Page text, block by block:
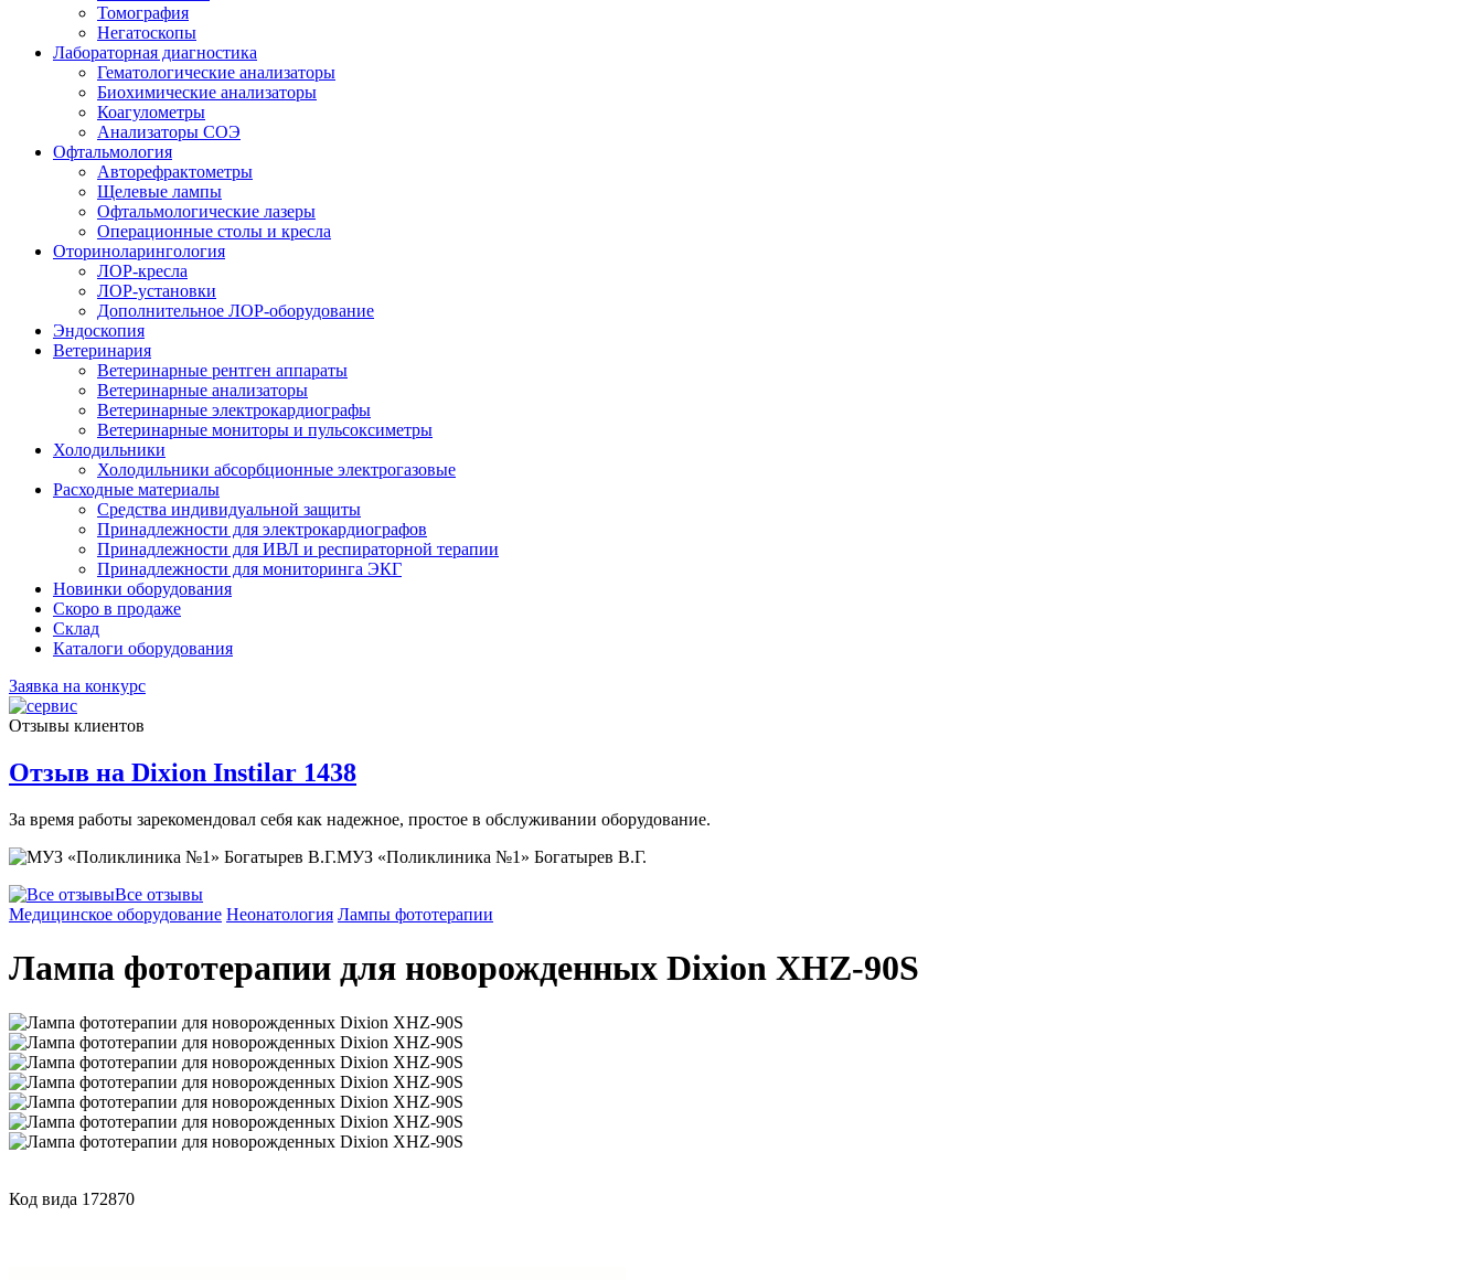
Томография
Негатоскопы
Лабораторная диагностика
Гематологические анализаторы
Биохимические анализаторы
Коагулометры
Анализаторы СОЭ
Офтальмология
Авторефрактометры
Щелевые лампы
Офтальмологические лазеры
Операционные столы и кресла
Оториноларингология
ЛОР-кресла
ЛОР-установки
Дополнительное ЛОР-оборудование
Эндоскопия
Ветеринария
Ветеринарные рентген аппараты
Ветеринарные анализаторы
Ветеринарные электрокардиографы
Ветеринарные мониторы и пульсоксиметры
Холодильники
Холодильники абсорбционные электрогазовые
Расходные материалы
Средства индивидуальной защиты
Принадлежности для электрокардиографов
Принадлежности для ИВЛ и респираторной терапии
Принадлежности для мониторинга ЭКГ
Новинки оборудования
Скоро в продаже
Склад
Каталоги оборудования
Заявка на конкурс
Отзывы клиентов
Отзыв на Dixion Instilar 1438
За время работы зарекомендовал себя как надежное, простое в обслуживании оборудование.
МУЗ «Поликлиника №1» Богатырев В.Г.
Все отзывы
Медицинское оборудование Неонатология Лампы фототерапии
Лампа фототерапии для новорожденных Dixion XHZ-90S
Код вида 172870